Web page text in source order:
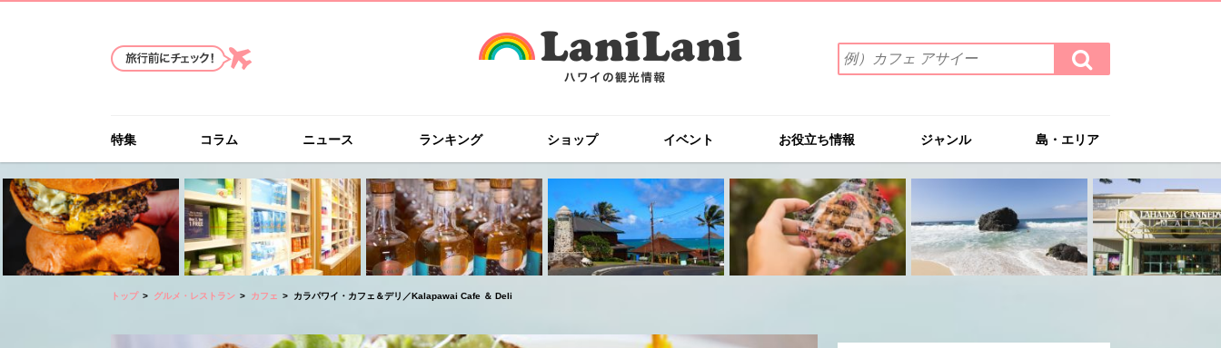
索
ワ
を
入
力
(例）
カ
フ
ェ
イ
検
索
す
特集 コラム ニュース ランキング ショップ イベント お役立ち情報 ジャンル 島・エリア
トップ グルメ・レストラン カフェ カラパワイ・カフェ＆デリ／Kalapawai Cafe ＆ Deli